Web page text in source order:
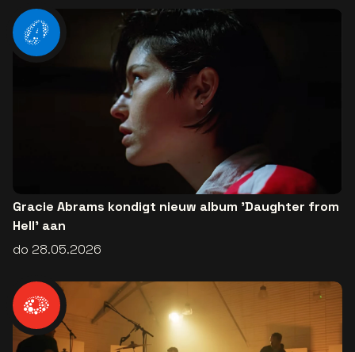
Gracie Abrams kondigt nieuw album 'Daughter from
Hell' aan
do 28.05.2026